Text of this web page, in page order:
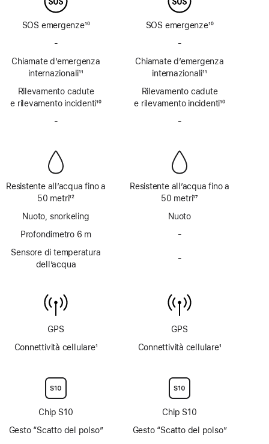
SOS emergenze10
-
via
satellite
non
disponibile
Chiamate d’emergenza
internazionali
Nota
11
Rilevamento cadute
e rilevamento incidenti10
-
Resistente all’acqua fino a
50 metri12
Nuoto, snorkeling
Profondimetro 6 m
Sensore di temperatura
dell’acqua
GPS
Connettività cellulare1
Chip S10
Gesto “Scatto del polso”
SOS emergenze10
-
via
satellite
non
disponibile
Chiamate d’emergenza
internazionali
Nota
11
Rilevamento cadute
e rilevamento incidenti10
-
Resistente all’acqua fino a
50 metri17
Nuoto
-
-
non
disponibile
GPS
Connettività cellulare1
Chip S10
Gesto “Scatto del polso”